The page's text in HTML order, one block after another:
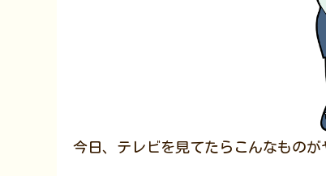
今日、テレビを見てたらこんなものが